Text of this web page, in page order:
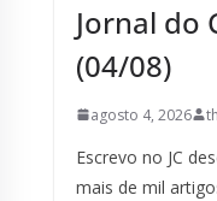
Jornal do
(04/08)
agosto 4, 2026
Escrevo no JC
mais de mil